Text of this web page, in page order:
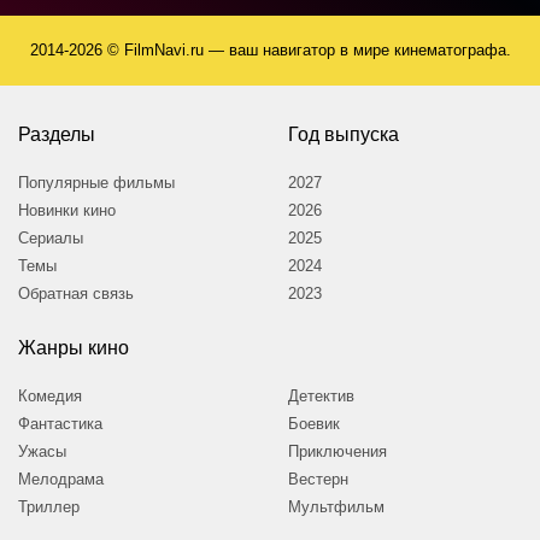
2014-2026 © FilmNavi.ru — ваш навигатор в мире кинематографа.
Разделы
Популярные фильмы
Новинки кино
Сериалы
Темы
Обратная связь
Год выпуска
2027
2026
2025
2024
2023
Жанры кино
Комедия
Фантастика
Ужасы
Мелодрама
Триллер
Детектив
Боевик
Приключения
Вестерн
Мультфильм